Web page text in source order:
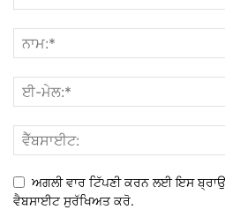
ਅਗਲੀ ਵਾਰ ਟਿੱਪਣੀ ਕਰਨ ਲਈ ਇਸ
ਵੈਬਸਾਈਟ ਸੁਰੱਖਿਅਤ ਕਰੋ.